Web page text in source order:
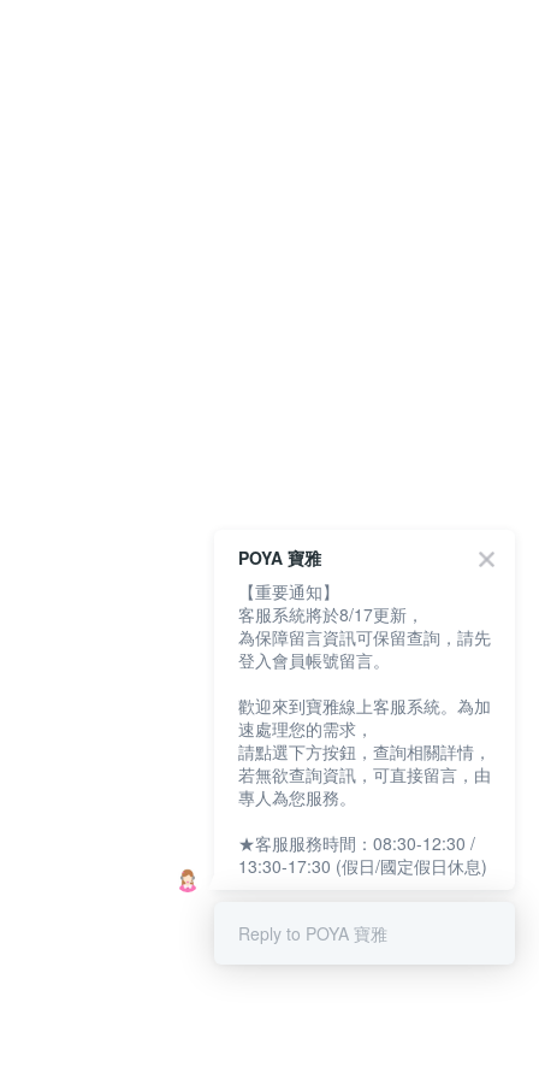
POYA 寶雅
【重要通知】
客服系統將於8/17更新，
為保障留言資訊可保留查詢，請先
登入會員帳號留言。
歡迎來到寶雅線上客服系統。為加
速處理您的需求，
請點選下方按鈕，查詢相關詳情，
若無欲查詢資訊，可直接留言，由
專人為您服務。
★客服服務時間：08:30-12:30 /
13:30-17:30 (假日/國定假日休息)
Reply to POYA 寶雅